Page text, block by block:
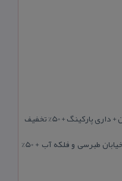
+ 50% تخفیف
لیست هتل آپارتمان های مشهد در هتل خیابان طبرسی و فلکه آب + 50%